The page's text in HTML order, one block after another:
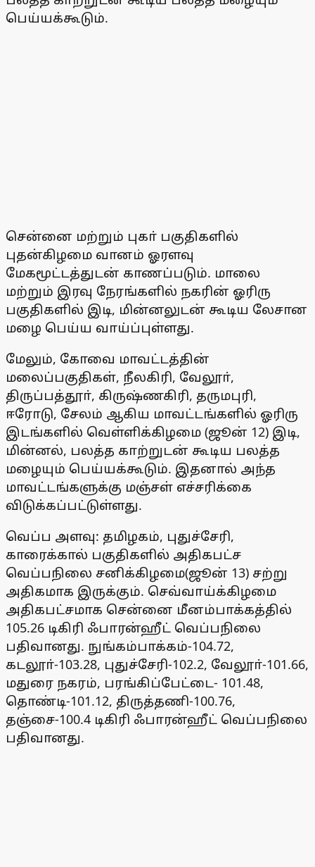
பெய்யக்கூடும்.
சென்னை மற்றும் புகா் பகுதிகளில்
புதன்கிழமை வானம் ஓரளவு
மேகமூட்டத்துடன் காணப்படும். மாலை
மற்றும் இரவு நேரங்களில் நகரின் ஓரிரு
பகுதிகளில் இடி, மின்னலுடன் கூடிய லேசான
மழை பெய்ய வாய்ப்புள்ளது.
மேலும், கோவை மாவட்டத்தின்
மலைப்பகுதிகள், நீலகிரி, வேலூா்,
திருப்பத்தூா், கிருஷ்ணகிரி, தருமபுரி,
ஈரோடு, சேலம் ஆகிய மாவட்டங்களில் ஓரிரு
இடங்களில் வெள்ளிக்கிழமை (ஜூன் 12) இடி,
மின்னல், பலத்த காற்றுடன் கூடிய பலத்த
மழையும் பெய்யக்கூடும். இதனால் அந்த
மாவட்டங்களுக்கு மஞ்சள் எச்சரிக்கை
விடுக்கப்பட்டுள்ளது.
வெப்ப அளவு: தமிழகம், புதுச்சேரி,
காரைக்கால் பகுதிகளில் அதிகபட்ச
வெப்பநிலை சனிக்கிழமை(ஜூன் 13) சற்று
அதிகமாக இருக்கும். செவ்வாய்க்கிழமை
அதிகபட்சமாக சென்னை மீனம்பாக்கத்தில்
105.26 டிகிரி ஃபாரன்ஹீட் வெப்பநிலை
பதிவானது. நுங்கம்பாக்கம்-104.72,
கடலூா்-103.28, புதுச்சேரி-102.2, வேலூா்-101.66,
மதுரை நகரம், பரங்கிப்பேட்டை- 101.48,
தொண்டி-101.12, திருத்தணி-100.76,
தஞ்சை-100.4 டிகிரி ஃபாரன்ஹீட் வெப்பநிலை
பதிவானது.